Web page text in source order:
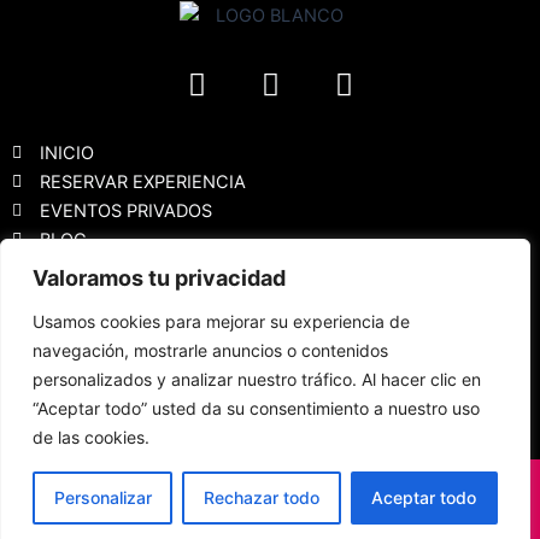
Valoramos tu privacidad
Usamos cookies para mejorar su experiencia de
navegación, mostrarle anuncios o contenidos
personalizados y analizar nuestro tráfico. Al hacer clic en
“Aceptar todo” usted da su consentimiento a nuestro uso
de las cookies.
Personalizar Rechazar todo Aceptar todo
F
a
b
o
o
k
I
n
r
a
m
Y
o
e
INICIO
RESERVAR EXPERIENCIA
EVENTOS PRIVADOS
BLOG
Política de privacidad
Aviso Legal
Política de cookies
Declaración de accesibilidad
FAQS
Vino Dalí 2023 / Todos los derechos reservados © copyright